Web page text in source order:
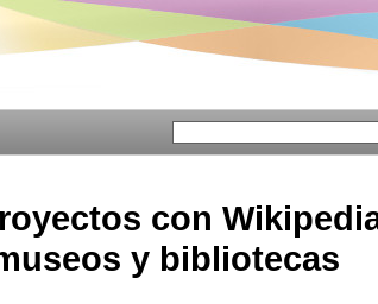
con
y bibliotecas